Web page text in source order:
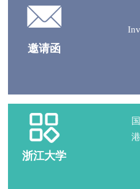
邀请函
浙江大学